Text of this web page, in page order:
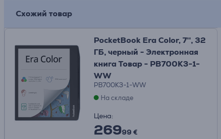
Схожий товар
PocketBook Era Color, 7'', 32
ГБ, черный - Электронная
книга Товар - PB700K3-1-
WW
PB700K3-1-WW
На складе
Цена:
26999 €